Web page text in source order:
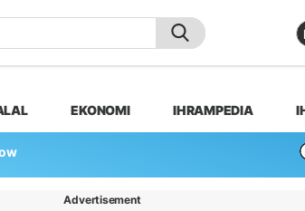
EKONOMI IHRAMPEDIA
Advertisement